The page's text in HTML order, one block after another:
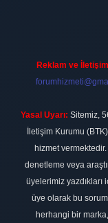
Reklam ve
Yasal Uyarı: Sitemiz,
İletişim Kurumu
hizmet
denetleme veya
üyelerimiz
üye olarak bu
herhangi bir